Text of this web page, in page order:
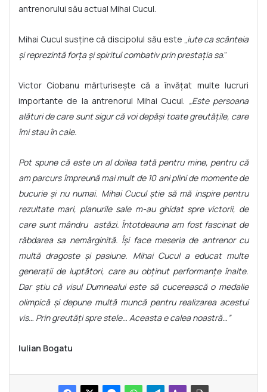
antrenorului său actual Mihai Cucul.
Mihai Cucul susține că discipolul său este „iute ca scânteia
șireprezintă forța și spiritul combativ prin prestaţia sa.”
Victor Ciobanu mărturisește că a învățat multe lucruri
importante de la antrenorul Mihai Cucul. „Este persoana
alături de care sunt sigur că voi depăși toate greutățile, care
îmi stau în cale.
Pot spune că este un al doilea tată pentru mine, pentru că
am parcurs împreună mai mult de 10 ani plini de momente de
bucurie și nu numai. Mihai Cucul știe să mă inspire pentru
rezultate mari, planurile sale m-au ghidat spre victorii, de
care sunt mândru astăzi. Întotdeauna am fost fascinat de
răbdarea sa nemărginită. Își face meseria de antrenor cu
multă dragoste și pasiune. Mihai Cucul a educat multe
generații de luptători, care au obținut performanțe înalte.
Dar știu că visul Dumnealui este să cucerească o medalie
olimpică și depune multă muncă pentru realizarea acestui
vis… Prin greutăți spre stele… Aceasta e calea noastră…”
Iulian Bogatu